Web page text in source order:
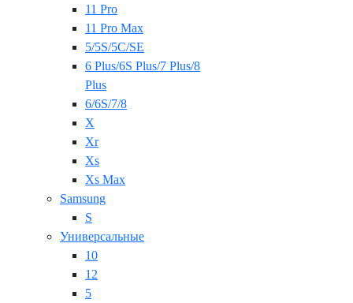
11 Pro
11 Pro Max
5/5S/5C/SE
6 Plus/6S Plus/7 Plus/8
Plus
6/6S/7/8
X
Xr
Xs
Xs Max
Samsung
S
Универсальные
10
12
5